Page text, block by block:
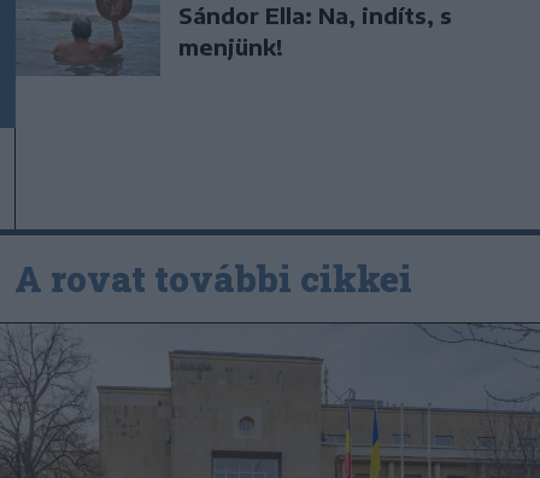
Sándor Ella: Na, indíts, s
menjünk!
A rovat további cikkei